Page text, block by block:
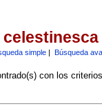
simple| Búsqueda
con los